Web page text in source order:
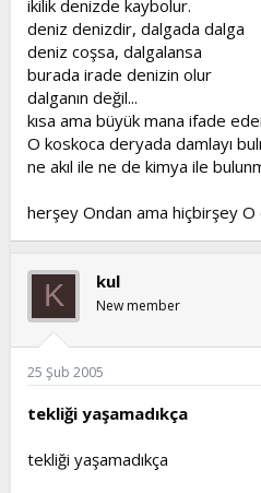
t
a
n
i
h
i
ikilik denizde kaybolur.
deniz denizdir, dalgada dalga
deniz coşsa, dalgalansa
burada irade denizin olur
dalganın değil...
kısa ama büyük mana ifade
O koskoca deryada damlayı
ne akıl ile ne de kimya ile
herşey Ondan ama hiçbirşey O
K kul
New member
25 Şub 2005
tekliği yaşamadıkça
tekliği yaşamadıkça